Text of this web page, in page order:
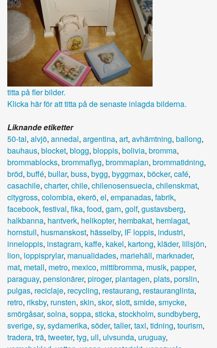
titta på fler bilder.
Klicka här för att titta på de senaste inlagda bilderna.
Liknande etiketter
50-tal, alvjö, annedal, argentina, art, avhämtning, ballong,
bauhaus, blocket, blogg, bloppis, bolivia, bromma,
brommablocks, brommaflyg, brommaplan, brommatidning,
bröd, buffé, bullar, buss, bygg, byggmax, böcker, café,
casachile, charter, chile, chilenosensuecia, chilenskmat,
citygross, colombia, ekerö, el, empanadas, fabrik,
facebook, festival, fika, food, garn, golf, gustavsberg,
halkbanna, hantverk, helikopter, hembakat, hemlagat,
hornstull, husmanskost, hässelby, IF loppis, industri,
inneloppis, instagram, kaffe, kakel, kartong, kläder, lillsjön,
lion, loppisprylar, manualidades, mariehäll, marknader,
mat, metall, metro, mexico, mittibromma, musik, papper,
paraguay, pensionärer, piroger, plantagen, plats, porslin,
pulgas, reciclaje, recycling, restaurang, restauranglinta,
retro, riksby, runsten, skin, skor, slott, smide, smycke,
smörgåsar, solna, soppa, sticka, stockholm, sundbyberg,
sverige, sy, sydamerika, söder, taller, taxi, tidning, tourism,
tradera, trä, tweeter, tyg, ull, ulvsunda, uruguay,